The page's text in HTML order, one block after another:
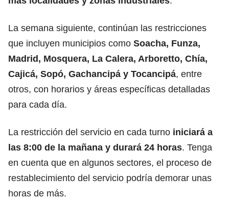
La semana siguiente, continúan las restricciones
que incluyen municipios como Soacha, Funza,
Madrid, Mosquera, La Calera, Arboretto, Chía,
Cajicá, Sopó, Gachancipá y Tocancipá, entre
otros, con horarios y áreas específicas detalladas
para cada día.
La restricción del servicio en cada turno iniciará a
las 8:00 de la mañana y durará 24 horas. Tenga
en cuenta que en algunos sectores, el proceso de
restablecimiento del servicio podría demorar unas
horas de más.